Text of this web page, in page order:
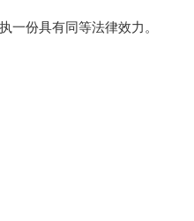
份具有同等法律效力。